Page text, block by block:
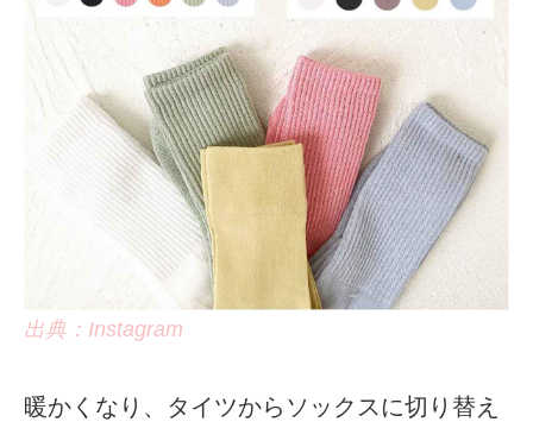
出典：Instagram
暖かくなり、タイツからソックスに切り替え